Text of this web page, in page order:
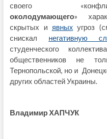
своего
околодумающего»
скрытых и явных угроз
снискал негативную
студенческого
общественников не
Тернопольской, но и
других областей Украины.
Владимир ХАПЧУК